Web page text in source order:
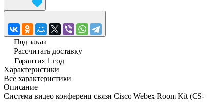
Под заказ
Рассчитать доставку
Гарантия 1 год
Характеристики
Все характеристики
Описание
Система видео конференц связи Cisco Webex Room Kit (CS-